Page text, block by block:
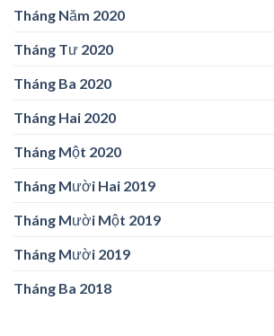
Tháng Năm 2020
Tháng Tư 2020
Tháng Ba 2020
Tháng Hai 2020
Tháng Một 2020
Tháng Mười Hai 2019
Tháng Mười Một 2019
Tháng Mười 2019
Tháng Ba 2018